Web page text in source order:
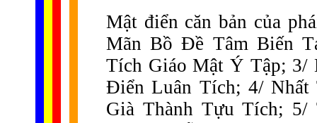
Mật điển căn bản của
Mãn Bồ Đề Tâm Biến
Tích Giáo Mật Ý Tập; 3/
Điển Luân Tích; 4/
Già Thành Tựu Tích;